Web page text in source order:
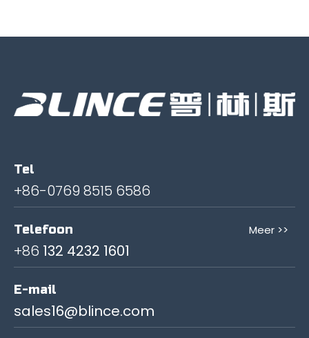
Tel
+86-0769 8515 6586
Telefoon Meer >>
+86 132 4232 1601
E-mail
sales16@blince.com